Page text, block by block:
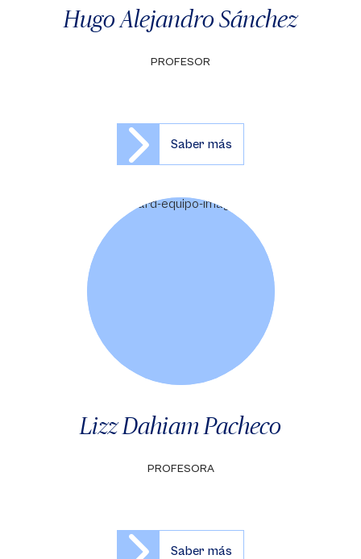
Hugo Alejandro Sánchez
PROFESOR
Saber más
Lizz Dahiam Pacheco
PROFESORA
Saber más